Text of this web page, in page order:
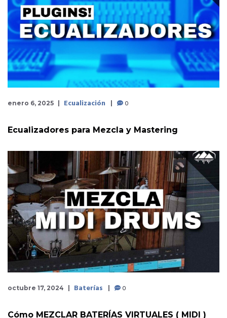
enero 6, 2025 Ecualización 0
Ecualizadores para Mezcla y Mastering
octubre 17, 2024 Baterías 0
Cómo MEZCLAR BATERÍAS VIRTUALES ( MIDI )